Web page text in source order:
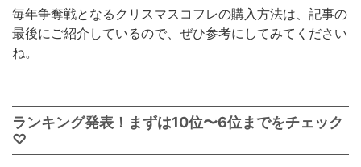
毎年争奪戦となるクリスマスコフレの購入方法は、記事の
最後にご紹介しているので、ぜひ参考にしてみてください
ね。
ランキング発表！まずは10位〜6位までをチェック
♡